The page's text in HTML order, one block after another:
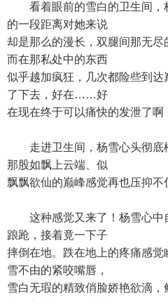
看着眼前的雪白的卫生间，
的一段距离对她来说
却是那么的漫长，双腿间那无尽
而在那私处中的东西
似乎越加疯狂，几次都险些到
了下去，好在……好
在现在终于可以痛快的发泄了啊
走进卫生间，杨雪心头彻底
那股如飘上云端、似
飘飘欲仙的巅峰感觉再也压抑不
这种感觉又来了！杨雪心中
踉跄，接着竟一下子
摔倒在地。跌在地上的疼痛感
雪不由的紧咬嘴唇，
雪白无瑕的精致俏脸娇艳欲滴